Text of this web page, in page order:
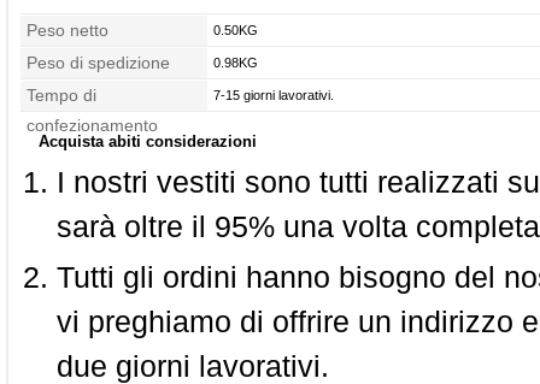
Peso netto 0.50KG
Peso di spedizione 0.98KG
Tempo di
confezionamento
7-15 giorni lavorativi.
Acquista abiti considerazioni
I nostri vestiti sono tutti realizzati
sarà oltre il 95% una volta
Tutti gli ordini hanno bisogno del
vi preghiamo di offrire un indirizzo
due giorni lavorativi.